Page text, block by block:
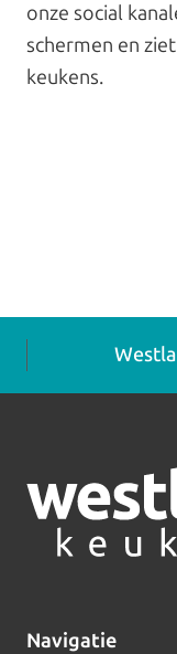
onze social
schermen en
keukens.
Navigatie